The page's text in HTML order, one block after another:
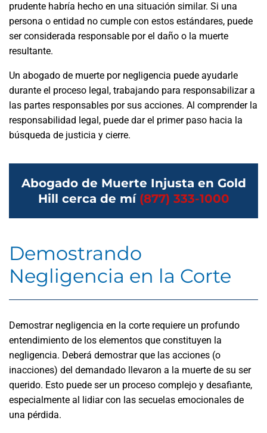
prudente habría hecho en una situación similar. Si una
persona o entidad no cumple con estos estándares, puede
ser considerada responsable por el daño o la muerte
resultante.
Un abogado de muerte por negligencia puede ayudarle
durante el proceso legal, trabajando para responsabilizar a
las partes responsables por sus acciones. Al comprender la
responsabilidad legal, puede dar el primer paso hacia la
búsqueda de justicia y cierre.
Abogado de Muerte Injusta en Gold
Hill cerca de mí (877) 333-1000
Demostrando
Negligencia en la Corte
Demostrar negligencia en la corte requiere un profundo
entendimiento de los elementos que constituyen la
negligencia. Deberá demostrar que las acciones (o
inacciones) del demandado llevaron a la muerte de su ser
querido. Esto puede ser un proceso complejo y desafiante,
especialmente al lidiar con las secuelas emocionales de
una pérdida.